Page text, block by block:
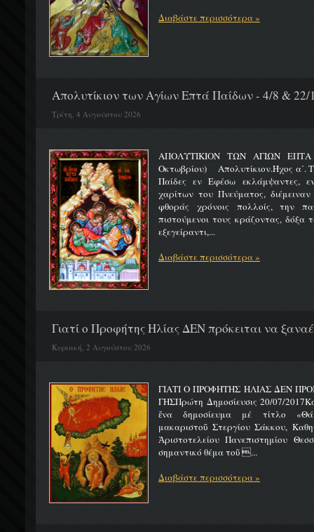
Διαβάστε περισσότερα »
Απολυτίκιον των Αγίων Επτά Παίδων - 4/8 & 22/
Τρίτη, 4 Αυγούστου 2026
ΑΠΟΛΥΤΙΚΙΟΝ ΤΩΝ ΑΓΙΩΝ ΕΠΤΑ
Οκτωβρίου) Απολυτίκιον.Ήχος α΄.
Παίδες εν Εφέσω εκλάμψαντες,
χαρίτων του Πνεύματος,
φθοράς χρόνοις πολλοίς, την
πιστούμενοι τους κράζοντας,
εξεγείραντι,...
Διαβάστε περισσότερα »
Γιατί ο Προφήτης Ηλίας ΔΕΝ πρόκειται να
Κυριακή, 2 Αυγούστου 2026
ΓΙΑΤΙ Ο ΠΡΟΦΗΤΗΣ ΗΛΙΑΣ ΔΕΝ
ΓΗΣΠρώτη Δημοσίευσις 20/07/
ἕνα δημοσίευμα μέ τίτλο
μακαριστοῦ Στεργίου Σάκκου,
Ἀριστοτελείου Πανεπιστημίου
σημαντικό θέμα τοῦ ...
Διαβάστε περισσότερα »